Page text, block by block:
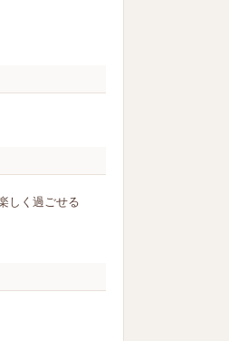
しく過ごせる